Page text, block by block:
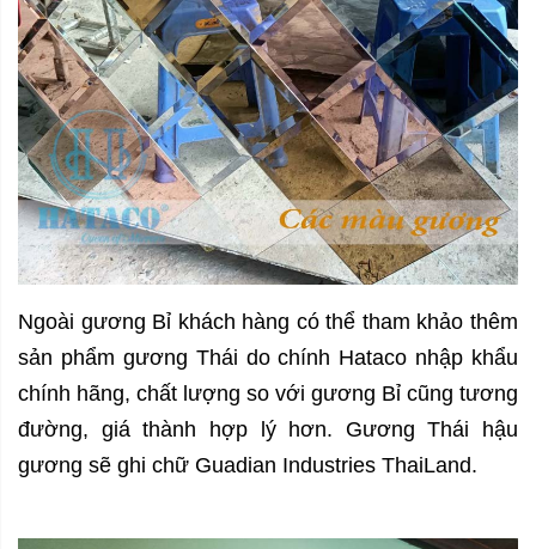
Ngoài gương Bỉ khách hàng có thể tham khảo thêm
sản phẩm gương Thái do chính Hataco nhập khẩu
chính hãng, chất lượng so với gương Bỉ cũng tương
đường, giá thành hợp lý hơn. Gương Thái hậu
gương sẽ ghi chữ Guadian Industries ThaiLand.